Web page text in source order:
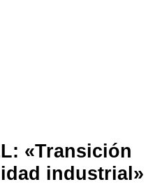
«Transición
industrial»